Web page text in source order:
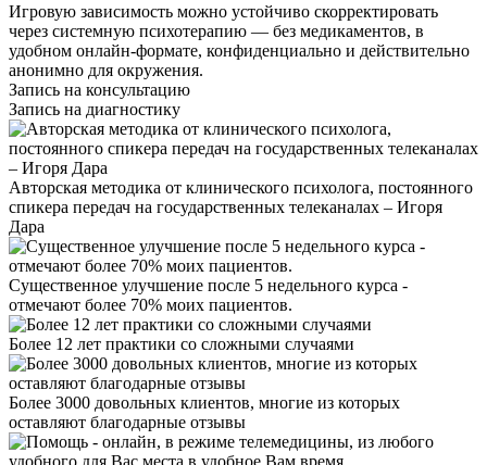
Игровую зависимость можно устойчиво скорректировать
через системную психотерапию — без медикаментов, в
удобном онлайн-формате, конфиденциально и действительно
анонимно для окружения.
Запись на консультацию
Запись на диагностику
Авторская методика от клинического психолога, постоянного
спикера передач на государственных телеканалах – Игоря
Дара
Существенное улучшение после 5 недельного курса -
отмечают более 70% моих пациентов.
Более 12 лет практики со сложными случаями
Более 3000 довольных клиентов, многие из которых
оставляют благодарные отзывы